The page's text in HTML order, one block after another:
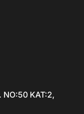
NO:50 KAT:2,